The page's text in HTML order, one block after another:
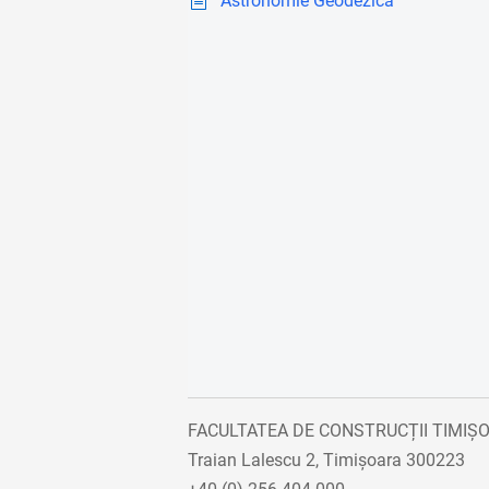
FACULTATEA DE CONSTRUCȚII
Traian Lalescu 2, Timișoara 300223